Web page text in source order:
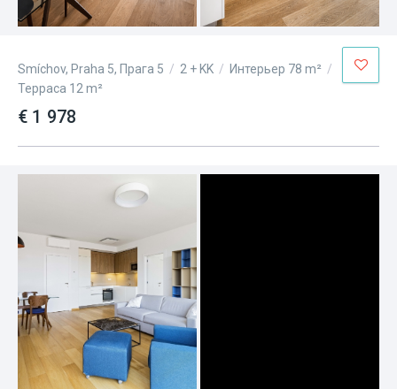
Smíchov, Praha 5, Прага 5 / 2 + KK / Интерьер 78 m² /
Терраса 12 m²
€ 1 978